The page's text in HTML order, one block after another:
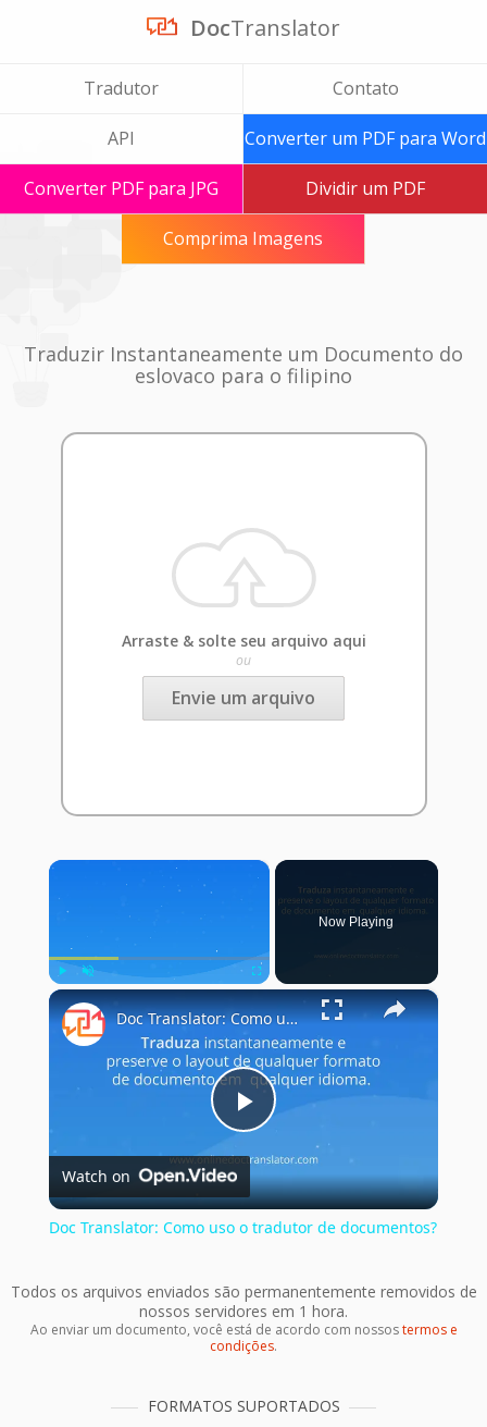
DocTranslator
Tradutor Contato
API Converter um PDF para Word
Converter PDF para JPG Dividir um PDF
Comprima Imagens
Traduzir Instantaneamente um Documento do
eslovaco para o filipino
Arraste & solte seu arquivo aqui
ou
Envie um arquivo
×
Play Unmute Fullscreen
Now Playing
×
Play
Video
Doc Translator: Como uso o tradutor de documentos?
Watch on
Doc Translator: Como uso o tradutor de documentos?
Todos os arquivos enviados são permanentemente removidos de
nossos servidores em 1 hora.
Ao enviar um documento, você está de acordo com nossostermos e
condições.
FORMATOS SUPORTADOS